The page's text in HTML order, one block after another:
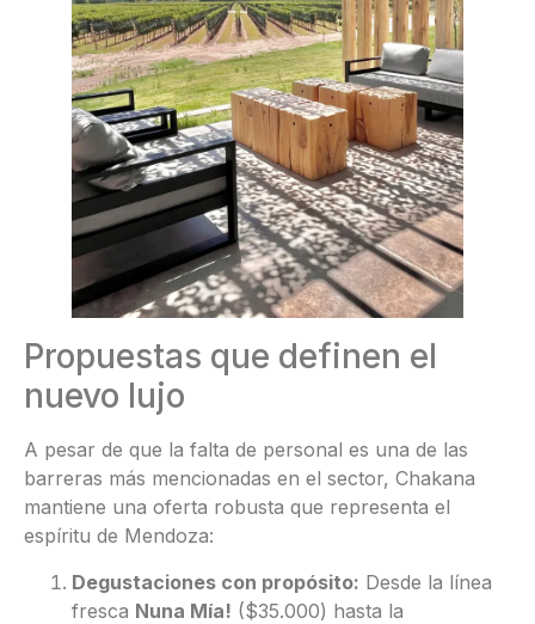
Propuestas que definen el
nuevo lujo
A pesar de que la falta de personal es una de las
barreras más mencionadas en el sector, Chakana
mantiene una oferta robusta que representa el
espíritu de Mendoza:
Degustaciones con propósito: Desde la línea
fresca Nuna Mía! ($35.000) hasta la